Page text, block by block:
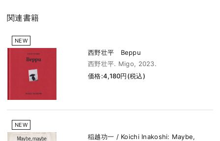
関連書籍
NEW
西野壮平 Beppu
西野壮平. Migo, 2023.
価格:4,180円(税込)
NEW
稲越功一 / Koichi Inakoshi: Maybe,